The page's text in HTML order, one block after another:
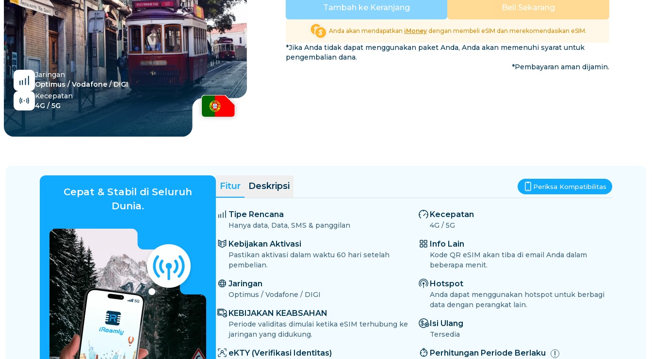
Jelajahi Semua Destinasi
Jaringan
Optimus / Vodafone / DIGI
Kecepatan
4G / 5G
Tambah ke Keranjang Beli Sekarang
Anda akan mendapatkan iMoney dengan membeli eSIM dan merekomendasikan eSIM.
*Jika Anda tidak dapat menggunakan paket Anda, Anda akan memenuhi syarat untuk
pengembalian dana.
*Pembayaran aman dijamin.
Cepat & Stabil di Seluruh
Dunia.
Fitur Deskripsi Periksa Kompatibilitas
Tipe Rencana
Hanya data, Data, SMS & panggilan
Kebijakan Aktivasi
Pastikan aktivasi dalam waktu 60 hari setelah
pembelian.
Jaringan
Optimus / Vodafone / DIGI
KEBIJAKAN KEABSAHAN
Periode validitas dimulai ketika eSIM terhubung ke
jaringan yang didukung.
eKTY (Verifikasi Identitas)
Kecepatan
4G / 5G
Info Lain
Kode QR eSIM akan tiba di email Anda dalam
beberapa menit.
Hotspot
Anda dapat menggunakan hotspot untuk berbagi
data dengan perangkat lain.
Isi Ulang
Tersedia
Perhitungan Periode Berlaku